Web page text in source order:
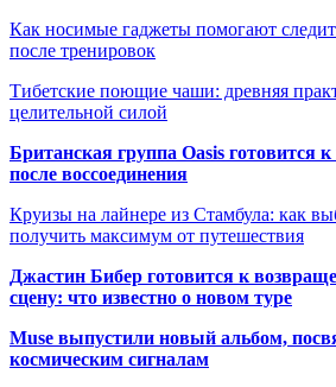
Как носимые гаджеты помогают
после тренировок
Тибетские поющие чаши: древняя
целительной силой
Британская группа Oasis готовится
после воссоединения
Круизы на лайнере из Стамбула: как
получить максимум от путешествия
Джастин Бибер готовится к
сцену: что известно о новом туре
Muse выпустили новый альбом,
космическим сигналам